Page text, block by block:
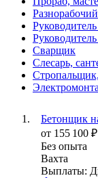
Разнорабочий
Сварщик
Слесарь,
Бетонщик
от 155 100 ₽
Без опыта
Вахта
Выплаты: